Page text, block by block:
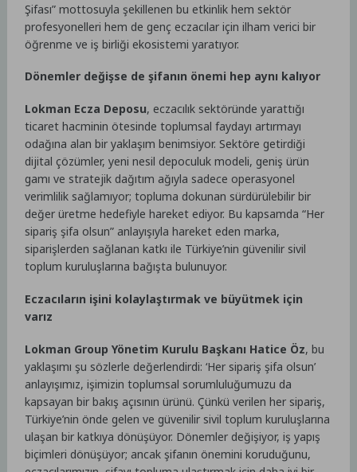
Şifası” mottosuyla şekillenen bu etkinlik hem sektör
profesyonelleri hem de genç eczacılar için ilham verici bir
öğrenme ve iş birliği ekosistemi yaratıyor.
Dönemler değişse de şifanın önemi hep aynı kalıyor
Lokman Ecza Deposu, eczacılık sektöründe yarattığı
ticaret hacminin ötesinde toplumsal faydayı artırmayı
odağına alan bir yaklaşım benimsiyor. Sektöre getirdiği
dijital çözümler, yeni nesil depoculuk modeli, geniş ürün
gamı ve stratejik dağıtım ağıyla sadece operasyonel
verimlilik sağlamıyor; topluma dokunan sürdürülebilir bir
değer üretme hedefiyle hareket ediyor. Bu kapsamda “Her
sipariş şifa olsun” anlayışıyla hareket eden marka,
siparişlerden sağlanan katkı ile Türkiye’nin güvenilir sivil
toplum kuruluşlarına bağışta bulunuyor.
Eczacıların işini kolaylaştırmak ve büyütmek için
varız
Lokman Group Yönetim Kurulu Başkanı Hatice Öz, bu
yaklaşımı şu sözlerle değerlendirdi: ‘Her sipariş şifa olsun’
anlayışımız, işimizin toplumsal sorumluluğumuzu da
kapsayan bir bakış açısının ürünü. Çünkü verilen her sipariş,
Türkiye’nin önde gelen ve güvenilir sivil toplum kuruluşlarına
ulaşan bir katkıya dönüşüyor. Dönemler değişiyor, iş yapış
biçimleri dönüşüyor; ancak şifanın önemini koruduğunu,